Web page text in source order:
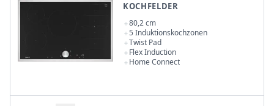
KOCHFELDER
80,2 cm
5 Induktionskochzonen
Twist Pad
Flex Induction
Home Connect